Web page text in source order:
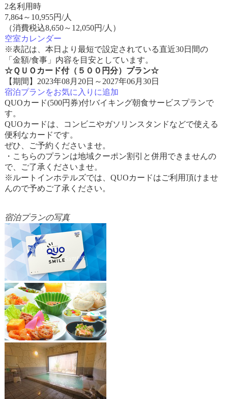
2名利用時
7,864～ 10,955円/人
（消費税込8,650～12,050円/人）
空室カレンダー
※表記は、本日より最短で設定されている直近30日間の
「金額/食事」内容を目安としています。
☆ＱＵＯカード付（５００円分）プラン☆
【期間】2023年08月20日～2027年06月30日
宿泊プランをお気に入りに追加
QUOカード(500円券)付!バイキング朝食サービスプランで
す。
QUOカードは、コンビニやガソリンスタンドなどで使える
便利なカードです。
ぜひ、ご予約くださいませ。
・こちらのプランは地域クーポン割引と併用できませんの
で、ご了承くださいませ。
※ルートインホテルズでは、QUOカードはご利用頂けませ
んので予めご了承ください。
宿泊プランの写真